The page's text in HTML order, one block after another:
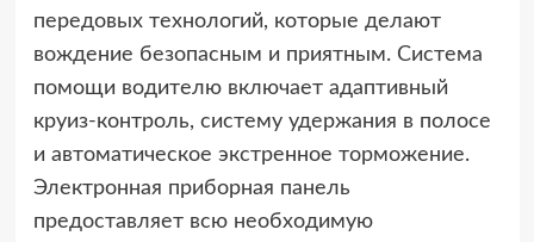
передовых технологий, которые делают
вождение безопасным и приятным. Система
помощи водителю включает адаптивный
круиз-контроль, систему удержания в полосе
и автоматическое экстренное торможение.
Электронная приборная панель
предоставляет всю необходимую